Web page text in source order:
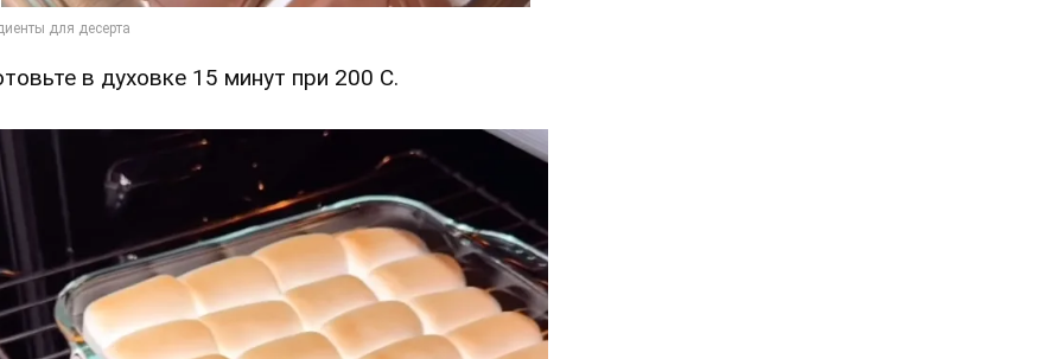
в духовке 15 минут при 200 С.